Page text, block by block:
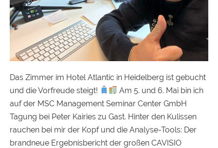
Das Zimmer im Hotel Atlantic in Heidelberg ist gebucht
und die Vorfreude steigt!
Am 5. und 6. Mai bin ich
auf der MSC Management Seminar Center GmbH
Tagung bei Peter Kairies zu Gast. Hinter den Kulissen
rauchen bei mir der Kopf und die Analyse-Tools: Der
brandneue Ergebnisbericht der großen CAVISIO